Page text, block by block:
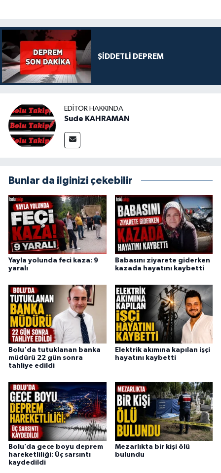
ŞİDDETLİ DEPREM
EDITÖR HAKKINDA
Sude KAHRAMAN
Bunlar da ilginizi çekebilir
Yayla yolunda feci kaza: 9
yaralı
Babasını ziyarete giderken
kazada hayatını kaybetti
Bolu'da tutuklanan banka
müdürü 22 gün sonra
tahliye edildi
Elektrik akımına kapılan işçi
hayatını kaybetti
Bolu’da gece boyu deprem
hareketliliği: Üç sarsıntı
kaydedildi
Mezarlıkta bir kişi ölü
bulundu